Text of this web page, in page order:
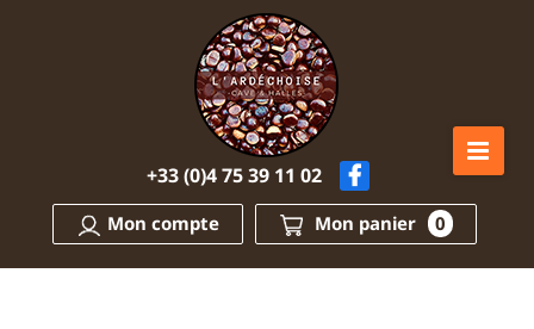
+33 (0)4 75 39 11 02
Mon compte Mon panier 0